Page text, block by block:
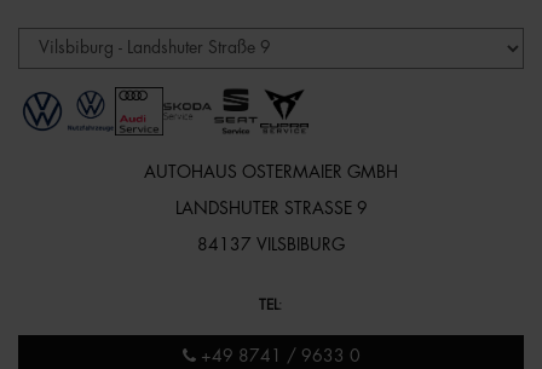
AUTOHAUS OSTERMAIER GMBH
LANDSHUTER STRASSE 9
84137 VILSBIBURG
TEL :
+49 8741 / 9633 0